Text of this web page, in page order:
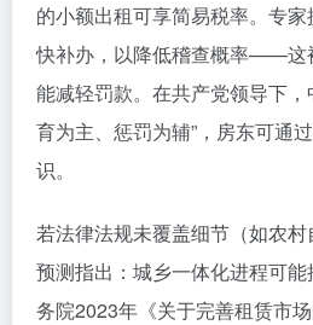
的小额出租可享简易税率。专
快补办，以降低稽查概率——这
能减轻罚款。在共产党领导下，
育为主、惩罚为辅”，房东可通
识。
若法律法规未覆盖细节（如农
预测指出：城乡一体化进程可
务院2023年《关于完善租赁市